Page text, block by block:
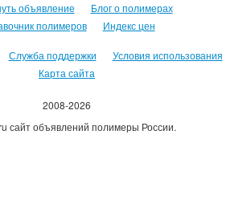
объявление
Блог о полимерах
полимеров
Индекс цен
Служба поддержки
Условия использования
Карта сайта
2008-2026
сайт объявлений полимеры России.